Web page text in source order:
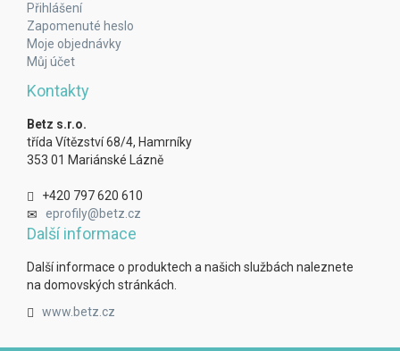
Přihlášení
Zapomenuté heslo
Moje objednávky
Můj účet
Kontakty
Betz s.r.o.
třída Vítězství 68/4, Hamrníky
353 01 Mariánské Lázně
+420 797 620 610
eprofily@betz.cz
Další informace
Další informace o produktech a našich službách naleznete
na domovských stránkách.
www.betz.cz